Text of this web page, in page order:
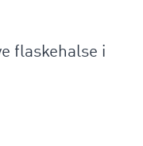
flaskehalse i